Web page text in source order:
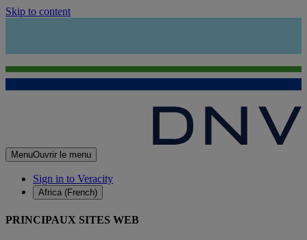
Skip to content
MenuOuvrir le menu
Sign in to Veracity
Africa (French)
PRINCIPAUX SITES WEB